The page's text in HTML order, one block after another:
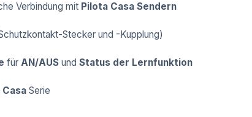
Verbindung mit Pilota Casa Sendern
Stecker und -Kupplung)
für AN/AUS und Status der Lernfunktion
Serie